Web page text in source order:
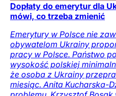
Dopłaty do emerytur dla
mówi, co trzeba zmienić
Emerytury w Polsce nie
obywatelom Ukrainy
pracy w Polsce. Państwo
wysokość polskiej
że osoba z Ukrainy
miesiąc. Anita Kucharska-